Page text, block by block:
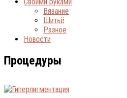
Вязание
Шитьё
Разное
Новости
Процедуры